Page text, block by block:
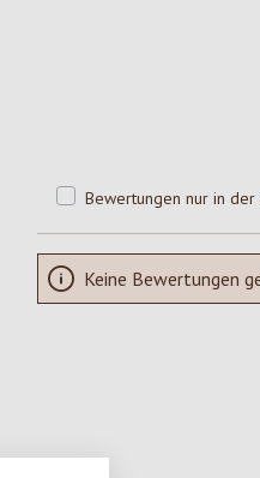
Bewertungen nur in
Keine Bewertungen